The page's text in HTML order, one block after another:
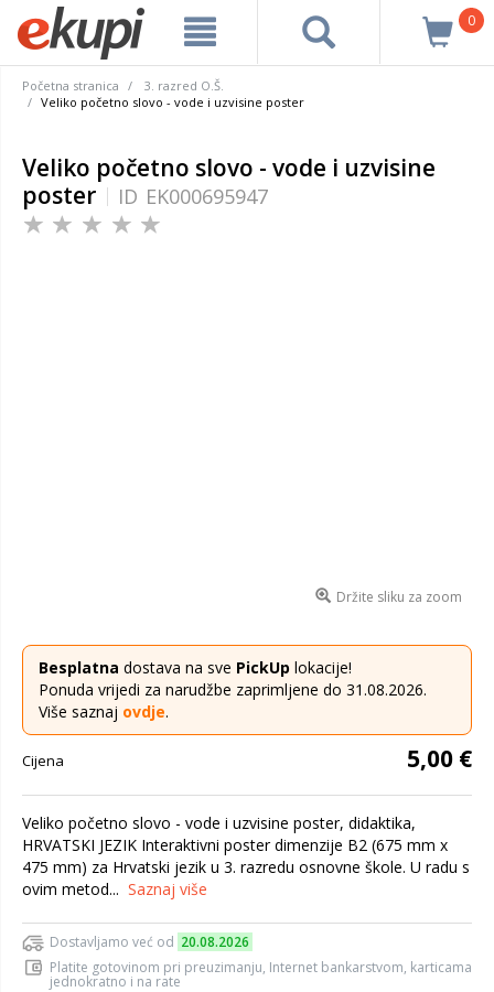
0
Početna stranica
3. razred O.Š.
Veliko početno slovo - vode i uzvisine poster
Veliko početno slovo - vode i uzvisine
poster
ID EK000695947
Držite sliku za zoom
Besplatna dostava na sve PickUp lokacije!
Ponuda vrijedi za narudžbe zaprimljene do 31.08.2026.
Više saznaj ovdje.
Cijena 5,00 €
Veliko početno slovo - vode i uzvisine poster, didaktika,
HRVATSKI JEZIK Interaktivni poster dimenzije B2 (675 mm x
475 mm) za Hrvatski jezik u 3. razredu osnovne škole. U radu s
ovim metod... Saznaj više
Dostavljamo već od 20.08.2026
Platite gotovinom pri preuzimanju, Internet bankarstvom, karticama
jednokratno i na rate